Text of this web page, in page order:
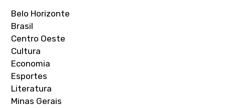
Belo Horizonte
Brasil
Centro Oeste
Cultura
Economia
Esportes
Literatura
Minas Gerais